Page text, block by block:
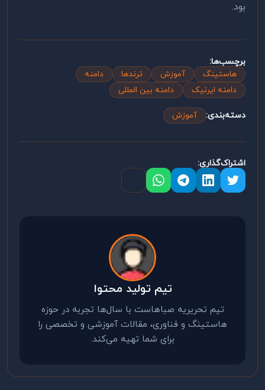
بود.
برچسب‌ها:
هاستینگ
آموزش ترندها
دامنه
دامنه ایرنیک
دامنه بین المللی
دسته‌بندی: آموزش
اشتراک‌گذاری:
تیم تولید محتوا
تیم تحریریه صباهاست با سال‌ها تجربه در حوزه
هاستینگ و فناوری، مقالات آموزشی و تخصصی را
برای شما تهیه می‌کند.